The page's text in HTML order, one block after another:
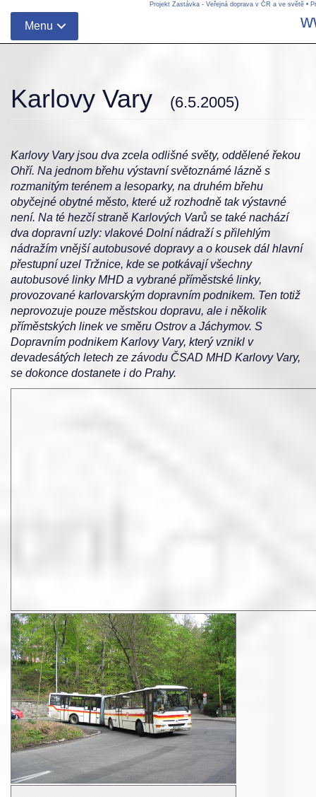
Projekt Zastávka - Veřejná doprava v ČR a ve světě •
Menu
Karlovy Vary (6.5.2005)
Karlovy Vary jsou dva zcela odlišné světy, oddělené řekou
Ohří. Na jednom břehu výstavní světoznámé lázně s
rozmanitým terénem a lesoparky, na druhém břehu
obyčejné obytné město, které už rozhodně tak výstavné
není. Na té hezčí straně Karlových Varů se také nachází
dva dopravní uzly: vlakové Dolní nádraží s přilehlým
nádražím vnější autobusové dopravy a o kousek dál hlavní
přestupní uzel Tržnice, kde se potkávají všechny
autobusové linky MHD a vybrané příměstské linky,
provozované karlovarským dopravním podnikem. Ten totiž
neprovozuje pouze městskou dopravu, ale i několik
příměstských linek ve směru Ostrov a Jáchymov. S
Dopravním podnikem Karlovy Vary, který vznikl v
devadesátých letech ze závodu ČSAD MHD Karlovy Vary,
se dokonce dostanete i do Prahy.